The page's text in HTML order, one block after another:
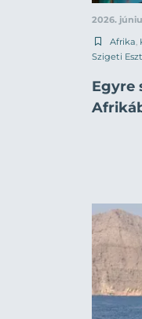
2026.
Afrika
Szigeti
Egyre